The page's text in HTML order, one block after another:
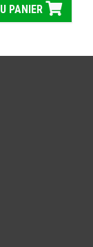
PANIER